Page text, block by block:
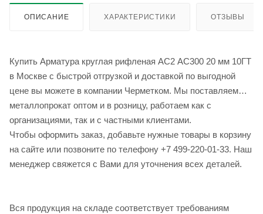
ОПИСАНИЕ ХАРАКТЕРИСТИКИ ОТЗЫВЫ
Купить Арматура круглая рифленая АС2 АС300 20 мм 10ГТ
в Москве с быстрой отгрузкой и доставкой по выгодной
цене вы можете в компании Черметком. Мы поставляем
металлопрокат оптом и в розницу, работаем как с
организациями, так и с частными клиентами.
Чтобы оформить заказ, добавьте нужные товары в корзину
на сайте или позвоните по телефону +7 499-220-01-33. Наш
менеджер свяжется с Вами для уточнения всех деталей.
Вся продукция на складе соответствует требованиям